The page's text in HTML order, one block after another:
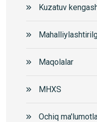
Kuzatuv
Maqolalar
MHXS
Ochiq